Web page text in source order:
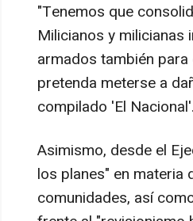
"Tenemos que
Milicianos y milicianas
armados también
pretenda meterse a
compilado 'El Nacional'.
Asimismo, desde el
los planes" en materia
comunidades, así